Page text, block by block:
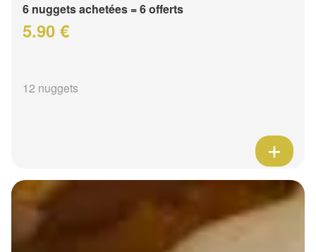
6 nuggets achetées = 6 offerts
5.90 €
12 nuggets